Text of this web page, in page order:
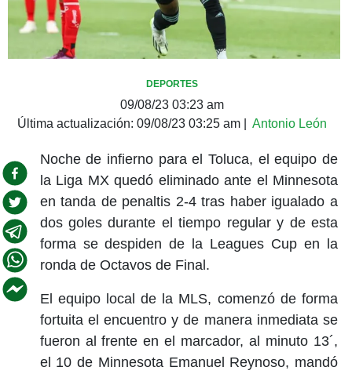
DEPORTES
09/08/23 03:23 am
Última actualización: 09/08/23 03:25 am Antonio León
Noche de infierno para el Toluca, el equipo de
la Liga MX quedó eliminado ante el Minnesota
en tanda de penaltis 2-4 tras haber igualado a
dos goles durante el tiempo regular y de esta
forma se despiden de la Leagues Cup en la
ronda de Octavos de Final.
El equipo local de la MLS, comenzó de forma
fortuita el encuentro y de manera inmediata se
fueron al frente en el marcador, al minuto 13´,
el 10 de Minnesota Emanuel Reynoso, mandó